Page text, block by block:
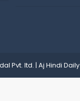
Pvt. ltd. | Aj Hindi Daily